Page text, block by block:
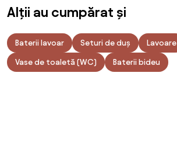
Alții au cumpărat și
Baterii lavoar Seturi de duș Lavoare
Vase de toaletă (WC) Baterii bideu